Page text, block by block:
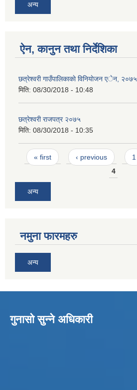
अन्य
ऐन, कानुन तथा निर्देशिका
छत्रेश्वरी गाउँपालिकाकाे विनियाेजन एेन, २०७५
मिति: 08/30/2018 - 10:48
छत्रेश्वरी राजपत्र २०७५
मिति: 08/30/2018 - 10:35
Pages
« first ‹ previous 1
4
अन्य
नमुना फारमहरु
अन्य
गुनासो सुन्ने अधिकारी